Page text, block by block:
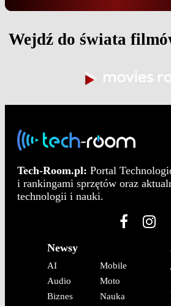
Wejdź do świata
Tech-Room.pl: Portal
i rankingami sprzętów oraz
technologii i nauki.
Newsy
AI
Audio
Biznes
Mobile
Moto
Nauka